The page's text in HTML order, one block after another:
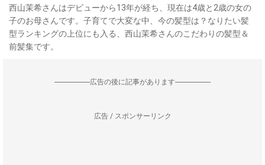
西山茉希さんはデビューから13年が経ち、現在は4歳と2歳の女の
子のお母さんです。子育てで大変な中、今の髪型は？なりたい髪
型ランキングの上位にも入る、西山茉希さんのこだわりの髪型＆
前髪集です。
--------------------広告の後に記事があります--------------------
広告 / スポンサーリンク